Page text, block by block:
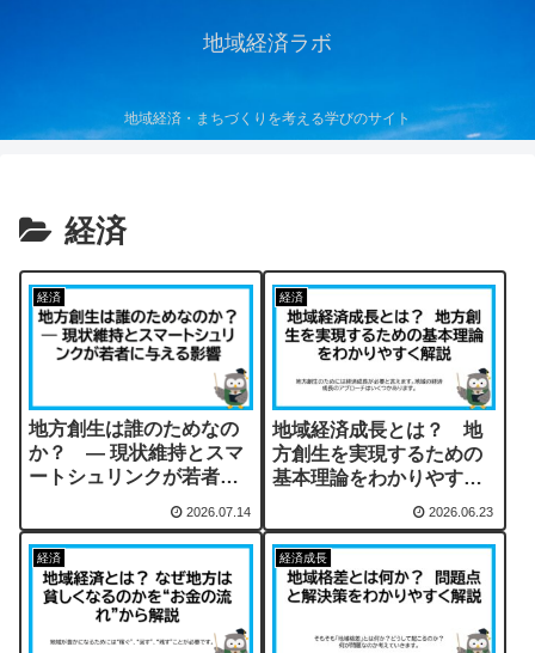
地域経済ラボ
地域経済・まちづくりを考える学びのサイト
経済
経済
地方創生は誰のためなの
か？ ― 現状維持とスマ
ートシュリンクが若者に
2026.07.14
経済
地域経済成長とは？ 地
方創生を実現するための
基本理論をわかりやすく
2026.06.23
経済 経済成長